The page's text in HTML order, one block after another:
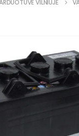
VILNIUJE